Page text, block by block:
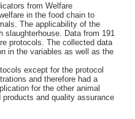
from Welfare
in the food chain to
The applicability of the
Data from 191
protocols. The collected data
in the variables as well as the
except for the protocol
and therefore had a
for the other animal
and quality assurance